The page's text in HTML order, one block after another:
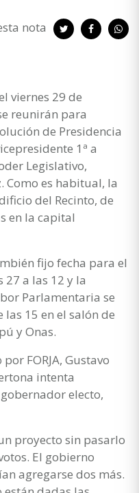
nota
viernes 29 de
reunirán para
de Presidencia
1ª a
Legislativo,
es habitual, la
del Recinto, de
en la capital
fijo fecha para el
27 a las 12 y la
Parlamentaria se
las 15 en el salón de
y Onas.
FORJA, Gustavo
intenta
electo,
proyecto sin pasarlo
El gobierno
agregarse dos más.